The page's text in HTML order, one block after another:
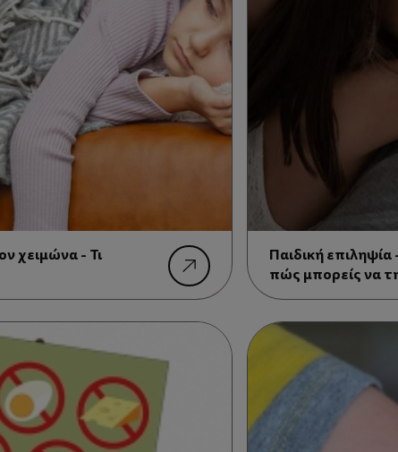
χειμώνα - Τι
Παιδική
πώς μπορείς να